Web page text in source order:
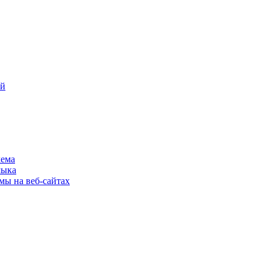
на веб-сайтах